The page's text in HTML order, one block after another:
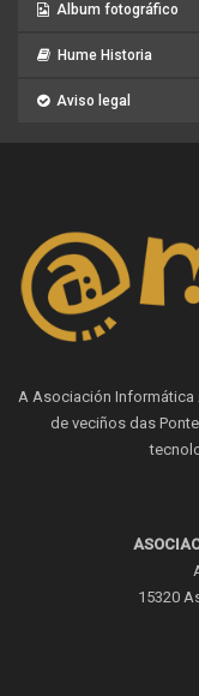
Album fotográfico
Hume Historia
Aviso legal
A Asociación
de veciños das
15320